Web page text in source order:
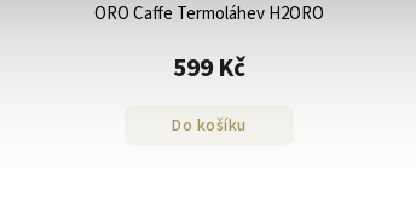
ORO Caffe Termoláhev H2ORO
599 Kč
Do košíku